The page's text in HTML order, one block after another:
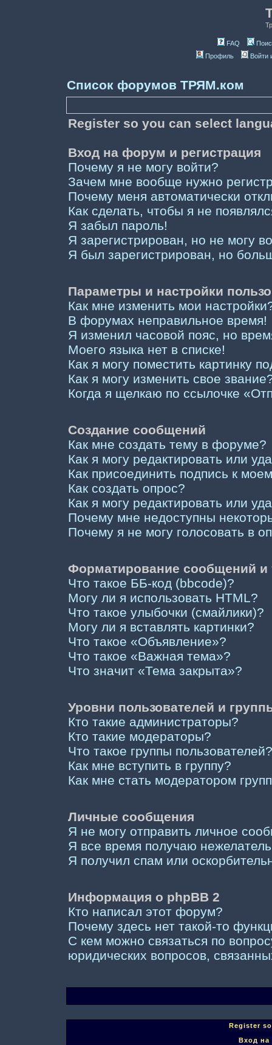
FAQ
Профиль
Войти
Список форумов ТРЯМ.ком
Register so you can select
Вход на форум и регистрация
Почему я не могу войти?
Зачем мне вообще нужно
Почему меня автоматически
Как сделать, чтобы я не
Я забыл пароль!
Я зарегистрирован, но не могу
Я был зарегистрирован, но
Параметры и настройки
Как мне изменить мои
В форумах неправильное время!
Я изменил часовой пояс, но
Моего языка нет в списке!
Как я могу поместить картинку
Как я могу изменить свое
Когда я щелкаю по ссылочке
Создание сообщений
Как мне создать тему в форуме?
Как я могу редактировать или
Как присоединить подпись к
Как создать опрос?
Как я могу редактировать или
Почему мне недоступны
Почему я не могу голосовать в
Форматирование сообщений
Что такое ББ-код (bbcode)?
Могу ли я использовать HTML?
Что такое улыбочки (смайлики)?
Могу ли я вставлять картинки?
Что такое «Объявление»?
Что такое «Важная тема»?
Что значит «Тема закрыта»?
Уровни пользователей и
Кто такие администраторы?
Кто такие модераторы?
Что такое группы пользователей?
Как мне вступить в группу?
Как мне стать модератором
Личные сообщения
Я не могу отправить личное
Я все время получаю
Я получил спам или
Информация о phpBB 2
Кто написал этот форум?
Почему здесь нет такой-то
С кем можно связаться по
юридических вопросов,
Register
Вход на